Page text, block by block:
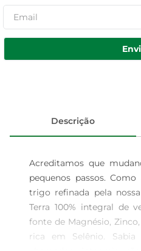
Descrição
Acreditamos que
pequenos passos.
trigo refinada pela
Terra 100% integral de
fonte de Magnésio,
rica em Selênio.